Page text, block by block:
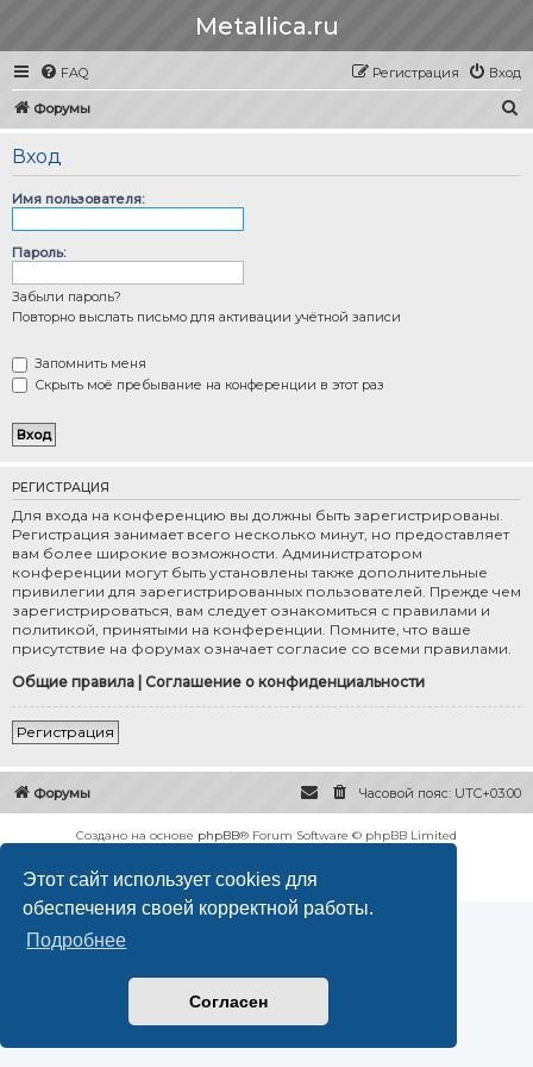
Этот сайт использует cookies для
обеспечения своей корректной работы.
Подробнее
Согласен
Metallica.ru
FAQ Вход
Регистрация
Форумы
Вход
Имя пользователя:
Пароль:
Забыли пароль?
Повторно выслать письмо для активации учётной записи
Запомнить меня
Скрыть моё пребывание на конференции в этот раз
РЕГИСТРАЦИЯ
Для входа на конференцию вы должны быть зарегистрированы.
Регистрация занимает всего несколько минут, но предоставляет
вам более широкие возможности. Администратором
конференции могут быть установлены также дополнительные
привилегии для зарегистрированных пользователей. Прежде чем
зарегистрироваться, вам следует ознакомиться с правилами и
политикой, принятыми на конференции. Помните, что ваше
присутствие на форумах означает согласие со всеми правилами.
Общие правила Соглашение о конфиденциальности
Регистрация
Форумы Часовой пояс: UTC+03:00
Создано на основе phpBB® Forum Software © phpBB Limited
Конфиденциальность|Правила